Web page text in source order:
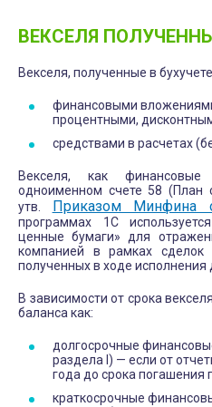
ВЕКСЕЛЯ
Векселя, полученные в
финансовыми
процентными,
средствами в расчетах
Векселя, как
одноименном счете 58 (План
утв. Приказом Минфина
программах 1С
ценные бумаги» для
компанией в рамках сделок
полученных в ходе исполнения
В зависимости от срока
баланса как:
долгосрочные
раздела I) — если от
года до срока погашения
краткосрочные